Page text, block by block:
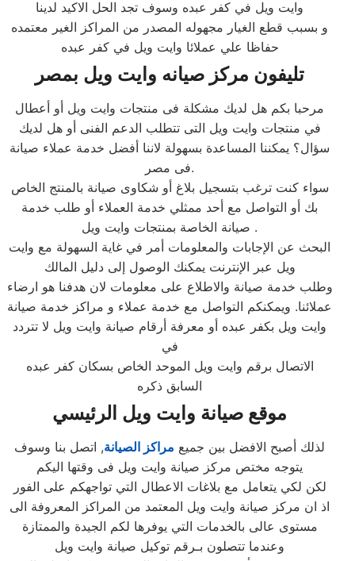
وايت ويل في كفر عبده وسوف تجد الحل الاكيد لدينا
و بسبب قطع الغيار مجهوله المصدر من المراكز الغير معتمده
حفاظا علي عملائا وايت ويل في كفر عبده
تليفون مركز صيانه وايت ويل بمصر
مرحبا بكم هل لديك مشكلة فى منتجات وايت ويل أو أعطال
في منتجات وايت ويل التى تتطلب الدعم الفنى أو هل لديك
سؤال؟ يمكننا المساعدة بسهولة لاننا أفضل خدمة عملاء صيانة
فى مصر.
سواء كنت ترغب بتسجيل بلاغ أو شكاوى صيانة بالمنتج الخاص
بك أو التواصل مع أحد ممثلي خدمة العملاء أو طلب خدمة
صيانة الخاصة بمنتجات وايت ويل .
البحث عن الإجابات والمعلومات أمر في غاية السهولة مع وايت
ويل عبر الإنترنت يمكنك الوصول إلى دليل المالك
وطلب خدمة صيانة والاطلاع على معلومات لان هدفنا هو ارضاء
عملائنا. ويمكنكم التواصل مع خدمة عملاء و مراكز خدمة صيانة
وايت ويل بكفر عبده أو معرفة أرقام صيانة وايت ويل لا تتردد
في
الاتصال برقم وايت ويل الموحد الخاص بسكان كفر عبده
السابق ذكره
موقع صيانة وايت ويل الرئيسي
لذلك أصبح الافضل بين جميع مراكز الصيانة, اتصل بنا وسوف
يتوجه مختص مركز صيانة وايت ويل فى وقتها اليكم
لكن لكي يتعامل مع بلاغات الاعطال التي تواجهكم على الفور
اذ ان مركز صيانة وايت ويل المعتمد من المراكز المعروفة الى
مستوى عالى بالخدمات التي يوفرها لكم الجيدة والممتازة
وعندما تتصلون بـرقم توكيل صيانة وايت ويل